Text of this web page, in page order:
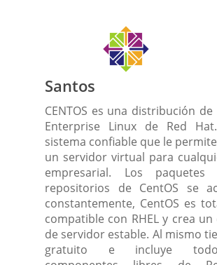
Santos
CENTOS es una distribución de
Enterprise Linux de Red
sistema confiable que le
un servidor virtual para
empresarial. Los
repositorios de CentOS se
constantemente, CentOS es
compatible con RHEL y crea
de servidor estable. Al mismo
gratuito e incluye